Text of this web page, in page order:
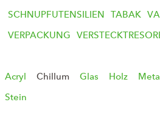
SCHNUPFUTENSILIEN
TABAK
VERPACKUNG
Acryl Chillum Glas Holz
Stein